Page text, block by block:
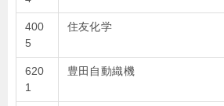
400
5
住友化学
620
1
豊田自動織機